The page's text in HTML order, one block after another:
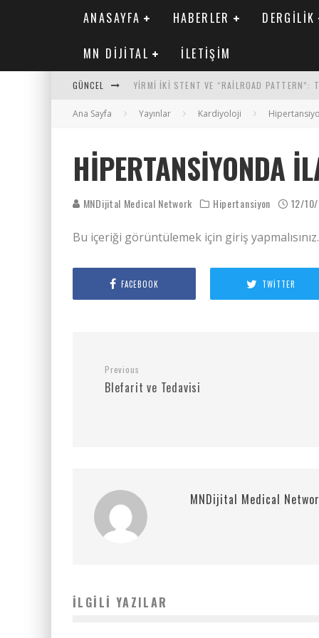
ANASAYFA HABERLER DERGILIK
MN DIJITAL İLETIŞIM
GÜNCEL YIRMI İKI STENT VE “RAILROAD PATTERN”:
SAFEN VEN GREFT HASTALIĞI ILE İLIŞKILI
MN KARDIYOLOJI YIL 33 SAYI 2 2026
Ana Sayfa Yayınlar Kardiyoloji
HIPERTANSIYONDA
MNDijital Medical Network Hipertansiyon 12/
Bu içeriği görüntülemek için giriş
FACEBOOK TWITTER
Previous
Blefarit ve Tedavisi
MNDijital Medical
İLGILI YAZILAR